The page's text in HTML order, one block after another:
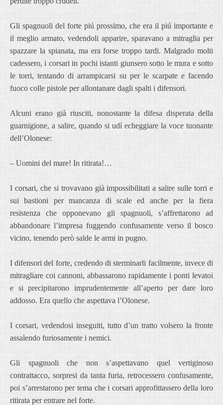
Gli spagnuoli del forte piú prossimo, che era il piú importante e
il meglio armato, vedendoli apparire, sparavano a mitraglia per
spazzare la spianata, ma era forse troppo tardi. Malgrado molti
cadessero, i corsari in pochi istanti giunsero sotto le mura e sotto
le torri, tentando di arrampicarsi su per le scarpate e facendo
fuoco colle pistole per allontanare dagli spalti i difensori.
Alcuni erano già riusciti, nonostante la difesa disperata della
guarnigione, a salire, quando si udí echeggiare la voce tuonante
dell’Olonese:
– Uomini del mare! In ritirata!…
I corsari, che si trovavano già impossibilitati a salire sulle torri e
sui bastioni per mancanza di scale ed anche per la fiera
resistenza che opponevano gli spagnuoli, s’affrettarono ad
abbandonare l’impresa fuggendo confusamente verso il bosco
vicino, tenendo però salde le armi in pugno.
I difensori del forte, credendo di sterminarli facilmente, invece di
mitragliare coi cannoni, abbassarono rapidamente i ponti levatoi
e si precipitarono imprudentemente all’aperto per dare loro
addosso. Era quello che aspettava l’Olonese.
I corsari, vedendosi inseguiti, tutto d’un tratto volsero la fronte
assalendo furiosamente i nemici.
Gli spagnuoli che non s’aspettavano quel vertiginoso
contrattacco, sorpresi da tanta furia, retrocessero confusamente,
poi s’arrestarono per tema che i corsari approfittassero della loro
ritirata per entrare nel forte.